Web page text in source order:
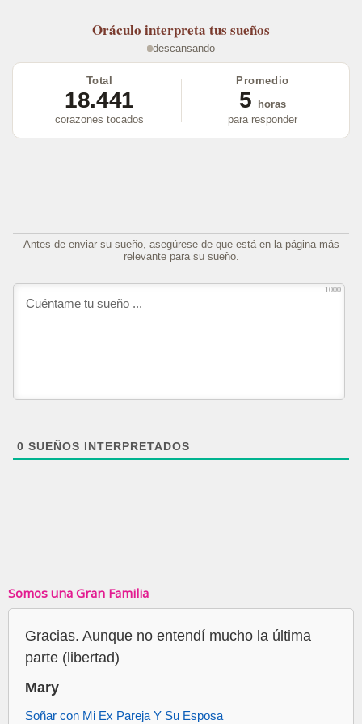
Oráculo interpreta tus sueños
descansando
Total
18.441
corazones tocados
Promedio
5
horas
para responder
Antes de enviar su sueño, asegúrese de que está en la página más
relevante para su sueño.
1000
0 SUEÑOS INTERPRETADOS
Somos una Gran Familia
Gracias. Aunque no entendí mucho la última
parte (libertad)
Mary
Soñar con Mi Ex Pareja Y Su Esposa